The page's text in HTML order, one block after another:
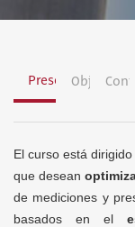
Presentación
Objetivos
El curso está
que desean
de mediciones y
basados en el